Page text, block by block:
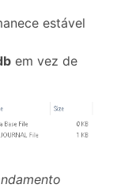
estável
em vez de